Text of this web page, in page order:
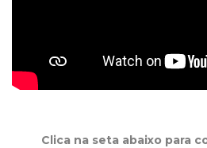
Clica na seta abaixo para